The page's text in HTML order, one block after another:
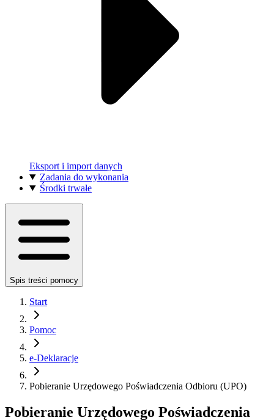
Eksport i import danych
Zadania do wykonania
Środki trwałe
Spis treści pomocy
Start
Pomoc
e-Deklaracje
Pobieranie Urzędowego Poświadczenia Odbioru (UPO)
Pobieranie Urzędowego Poświadczenia